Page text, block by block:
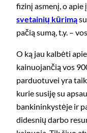
fizinį asmenį, o
svetainių kūrimą
pačią sumą, t.y. –
O ką jau kalbėti
kainuojančią vos
parduotuvei yra
kurie susiję su
bankininkystėje ir
didesnių darbo